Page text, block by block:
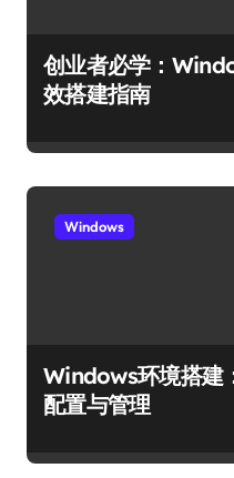
创业者必学：
效搭建指南
Windows
Windows环境搭建
配置与管理